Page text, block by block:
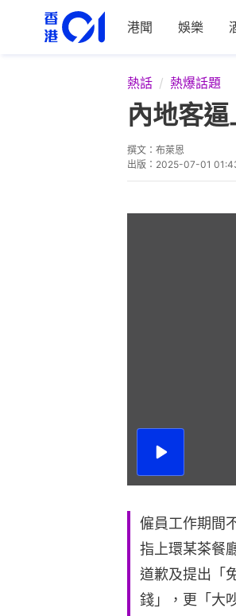
港聞 娛樂
熱話 熱爆話題
內地客
撰文： 布萊恩
出版： 2025-07-01
播
僱員工作期間
指上環某茶餐
道歉及提出「
錢」，更「大